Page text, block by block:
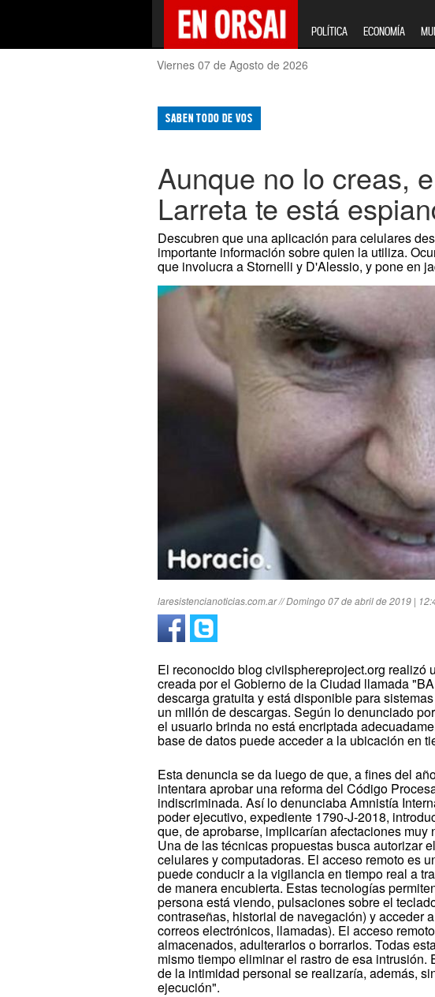
POLÍTICA ECONOMÍA
Viernes 07 de Agosto de 2026
SABEN TODO DE VOS
Aunque no lo creas,
Larreta te está
Descubren que una aplicación para celulares
importante información sobre quien la utiliza.
que involucra a Stornelli y D'Alessio, y pone en
laresistencianoticias.com.ar // Domingo 07 de abril de 2019 |
El reconocido blog civilsphereproject.org realizó
creada por el Gobierno de la Ciudad llamada
descarga gratuita y está disponible para
un millón de descargas. Según lo denunciado
el usuario brinda no está encriptada
base de datos puede acceder a la ubicación en
Esta denuncia se da luego de que, a fines del
intentara aprobar una reforma del Código
indiscriminada. Así lo denunciaba Amnistía
poder ejecutivo, expediente 1790-J-2018,
que, de aprobarse, implicarían afectaciones
Una de las técnicas propuestas busca autorizar
celulares y computadoras. El acceso remoto es
puede conducir a la vigilancia en tiempo real a
de manera encubierta. Estas tecnologías
persona está viendo, pulsaciones sobre el
contraseñas, historial de navegación) y acceder
correos electrónicos, llamadas). El acceso
almacenados, adulterarlos o borrarlos. Todas
mismo tiempo eliminar el rastro de esa
de la intimidad personal se realizaría, además,
ejecución".